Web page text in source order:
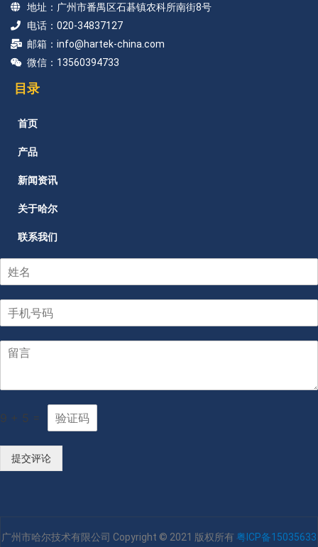
地址：广州市番禺区石碁镇农科所南街8号
电话：020-34837127
邮箱：info@hartek-china.com
微信：13560394733
目录
首页
产品
新闻资讯
关于哈尔
联系我们
9 + 5 =
提交评论
广州市哈尔技术有限公司 Copyright © 2021 版权所有 粤ICP备15035633